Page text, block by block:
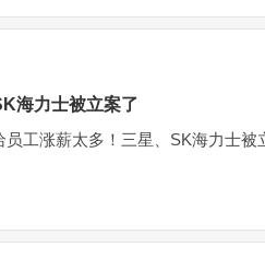
海力士被立案了
员工涨薪太多！三星、SK海力士被